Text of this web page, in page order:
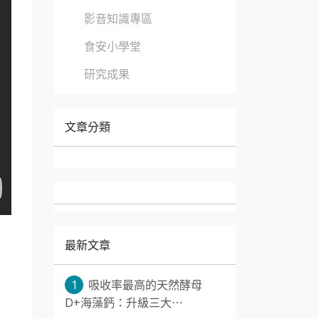
影音知識專區
食安小學堂
研究成果
文章分類
最新文章
1
吸收率最高的天然酵母
D+海藻鈣：升級三大⋯